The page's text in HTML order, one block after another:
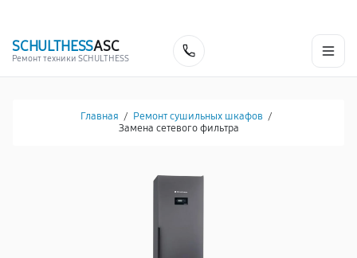
SCHULTHESSASC
Ремонт техники SCHULTHESS
Главная / Ремонт сушильных шкафов /
Замена сетевого фильтра